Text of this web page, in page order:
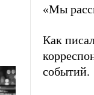
«Мы
Как
событий.